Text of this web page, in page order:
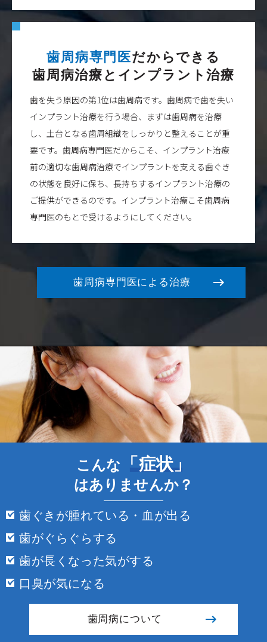
とは？
2017/03/10 歯周病治療のための３つの「噛み合わせ治療」
合わせ」治療
2017/03/03 歯周病と関連する噛み合わせの検出方法
2017/02/25 歯周病と「噛み合わせ」の関係
2017/02/25 歯周病治療「SRP」はどれくらい効果的な治療法
か？
2017/02/24 縁下歯石を除去する治療「SRP」と使用している
道具
2017/02/16 ドクターズファイルに掲載されました！
2017/02/16
歯周病の最大の原因『歯肉縁下歯石』とは？？
2017/02/16 歯周初期治療「縁上歯石の除去」の動画
2017/02/16 歯周病の初期段階「縁上歯石」を放置することで
プラークがたまりやすい原因④『歯並び』
2017/02/05
プラークがたまりやすい原因②『あっていない詰
虫歯・歯周病予防に一番効果的な『プラークコン
トロール』とは？？
2017/02/03 キシリトールは歯周病予防に効果があるか？
2017/02/03 口腔ケアにおすすめの舌ブラシ
2017/01/31
舌ブラシを使う上での注意点
2017/01/31
歯周病予防に効果的な舌ブラシ
2017/01/31 歯周病予防にオススメの歯間ブラシと使い方
歯周病治療に欠かせない歯間ブラシを選ぶ基準
歯周病予防におすすめのワンタフトブラシ
2017/01/23
ワンタフトブラシに効果的な部位とおすすめの使
い方
選ぶ基準
2017/01/12
デンタルフロスを使うタイミングと頻度
2017/01/12
歯周病予防におすすめのデンタルフロス
2017/01/12 歯周病予防のためのデンタルフロスを選ぶ基準
2017/01/11
フロスをするか死か
ソニッケアーはどのモデルを買うのが一番良いの
歯周病専門医だからできる
歯周病治療とインプラント治療
歯を失う原因の第1位は歯周病です。歯周病で歯を失い
インプラント治療を行う場合、まずは歯周病を治療
し、土台となる歯周組織をしっかりと整えることが重
要です。歯周病専門医だからこそ、インプラント治療
前の適切な歯周病治療でインプラントを支える歯ぐき
の状態を良好に保ち、長持ちするインプラント治療の
ご提供ができるのです。インプラント治療こそ歯周病
専門医のもとで受けるようにしてください。
歯周病専門医による治療
こんな 「症状」
はありませんか？
歯ぐきが腫れている・血が出る
歯がぐらぐらする
歯が長くなった気がする
口臭が気になる
歯周病について